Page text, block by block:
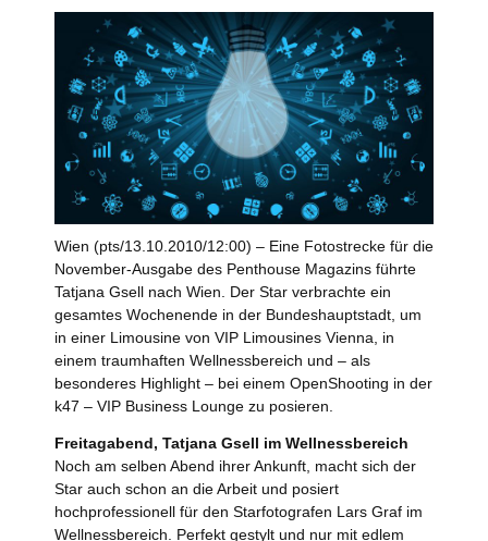
Wien (pts/13.10.2010/12:00) – Eine Fotostrecke für die
November-Ausgabe des Penthouse Magazins führte
Tatjana Gsell nach Wien. Der Star verbrachte ein
gesamtes Wochenende in der Bundeshauptstadt, um
in einer Limousine von VIP Limousines Vienna, in
einem traumhaften Wellnessbereich und – als
besonderes Highlight – bei einem OpenShooting in der
k47 – VIP Business Lounge zu posieren.
Freitagabend, Tatjana Gsell im Wellnessbereich
Noch am selben Abend ihrer Ankunft, macht sich der
Star auch schon an die Arbeit und posiert
hochprofessionell für den Starfotografen Lars Graf im
Wellnessbereich. Perfekt gestylt und nur mit edlem